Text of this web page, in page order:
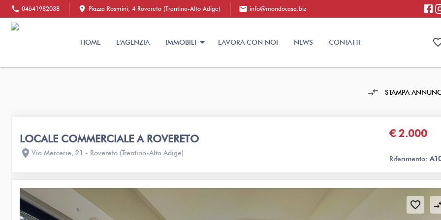
call 04641982038 location_on Piazza Rosmini, 4 Rovereto (Trentino-Alto Adige) mail info@mondocasa.biz
HOME L'AGENZIA IMMOBILI LAVORA CON NOI NEWS CONTATTI
compare_arrows STAMPA
LOCALE COMMERCIALE A ROVERETO
location_on Via Mercerie, 21 - Rovereto (Trentino-Alto Adige)
€ 2.000
Riferimento:
favorite_border